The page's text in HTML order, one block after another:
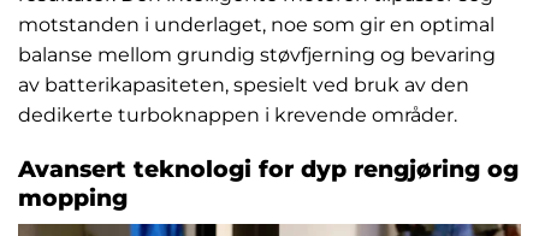
motstanden i underlaget, noe som gir en optimal
balanse mellom grundig støvfjerning og bevaring
av batterikapasiteten, spesielt ved bruk av den
dedikerte turboknappen i krevende områder.
Avansert teknologi for dyp rengjøring og
mopping